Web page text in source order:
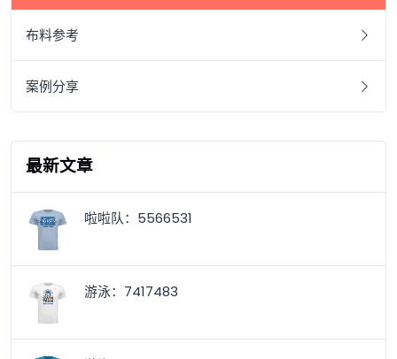
布料参考
案例分享
最新文章
啦啦队：5566531
游泳：7417483